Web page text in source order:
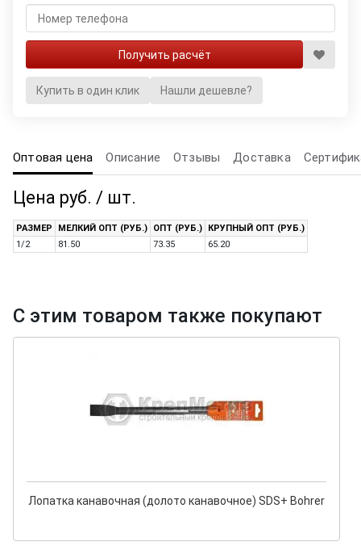
Купить в один клик Нашли дешевле?
Оптовая цена Описание Отзывы Доставка
Цена руб. / шт.
РАЗМЕР МЕЛКИЙ ОПТ (РУБ.) ОПТ (РУБ.)
КРУПНЫЙ ОПТ (РУБ.)
1/2
81.50 73.35 65.20
С этим товаром также покупают
Лопатка канавочная (долото канавочное) SDS+ Bohrer